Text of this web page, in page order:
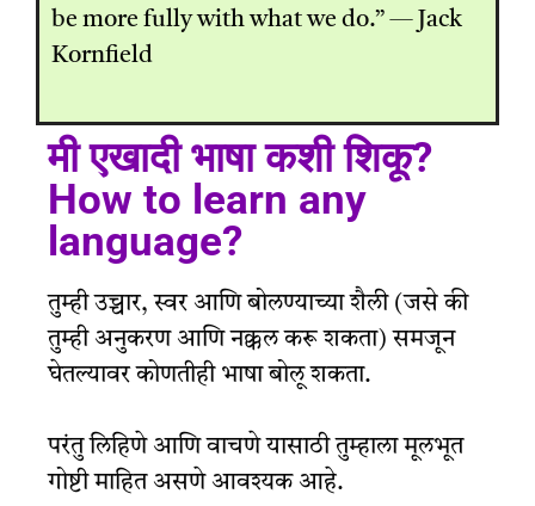
be more fully with what we do.” — Jack
Kornfield
मी एखादी भाषा कशी शिकू?
How to learn any
language?
तुम्ही उच्चार, स्वर आणि बोलण्याच्या शैली (जसे की
तुम्ही अनुकरण आणि नक्कल करू शकता) समजून
घेतल्यावर कोणतीही भाषा बोलू शकता.
परंतु लिहिणे आणि वाचणे यासाठी तुम्हाला मूलभूत
गोष्टी माहित असणे आवश्यक आहे.